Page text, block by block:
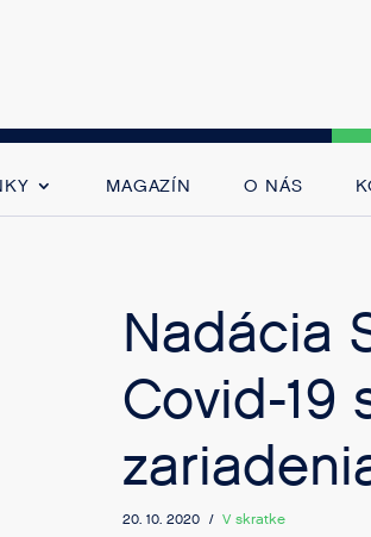
MAGAZÍN O NÁS
Nadácia
Covid-19
20. 10. 2020 / V skratke